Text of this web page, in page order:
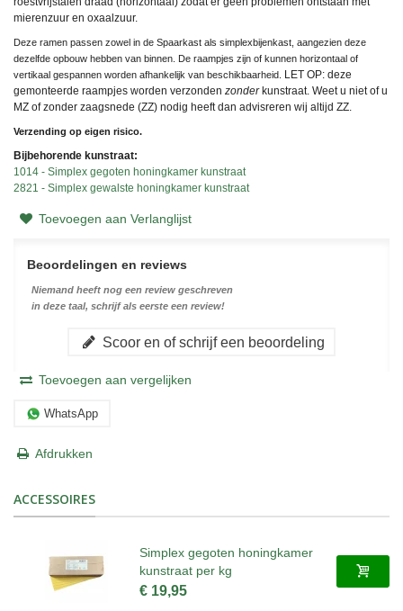
mierenzuur en oxaalzuur.
Deze ramen passen zowel in de Spaarkast als simplexbijenkast, aangezien deze
dezelfde opbouw hebben van binnen. De raampjes zijn of kunnen horizontaal of
vertikaal gespannen worden afhankelijk van beschikbaarheid.
LET OP: deze
gemonteerde raampjes worden verzonden zonderkunstraat. Weet u niet of u
MZ of zonder zaagsnede (ZZ) nodig heeft dan advisreren wij altijd ZZ.
Verzending op eigen risico.
Bijbehorende kunstraat:
1014 - Simplex gegoten honingkamer kunstraat
2821 - Simplex gewalste honingkamer kunstraat
Toevoegen aan Verlanglijst
Beoordelingen en reviews
Niemand heeft nog een review geschreven
in deze taal, schrijf als eerste een review!
Scoor en of schrijf een beoordeling
Toevoegen aan vergelijken
WhatsApp
Afdrukken
ACCESSOIRES
Simplex gegoten honingkamer
kunstraat per kg
€ 19,95